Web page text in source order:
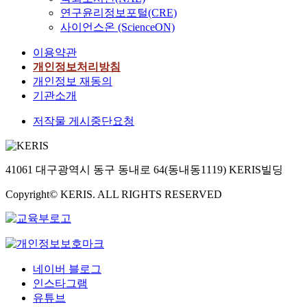
연구윤리정보포털(CRE)
사이언스온 (ScienceON)
이용약관
개인정보처리방침
개인정보 재동의
기관소개
저작물 게시중단요청
41061 대구광역시 동구 동내로 64(동내동1119) KERIS빌딩
Copyright© KERIS. ALL RIGHTS RESERVED
네이버 블로그
인스타그램
유튜브